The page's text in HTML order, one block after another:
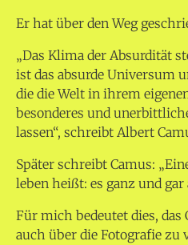
Er hat über den Weg
„Das Klima der Absurdität
ist das absurde Universum
die die Welt in ihrem
besonderes und
lassen“, schreibt Albert
Später schreibt Camus:
leben heißt: es ganz und
Für mich bedeutet dies,
auch über die Fotografie zu